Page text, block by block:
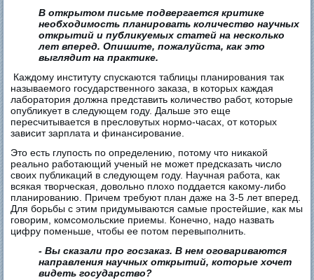
В открытом письме подвергается критике
необходимость планировать количество научных
открытий и публикуемых статей на несколько
лет вперед. Опишите, пожалуйста, как это
выглядит на практике.
Каждому институту спускаются таблицы планирования так
называемого государственного заказа, в которых каждая
лаборатория должна представить количество работ, которые
опубликует в следующем году. Дальше это еще
пересчитывается в пресловутых нормо-часах, от которых
зависит зарплата и финансирование.
Это есть глупость по определению, потому что никакой
реально работающий ученый не может предсказать число
своих публикаций в следующем году. Научная работа, как
всякая творческая, довольно плохо поддается какому-либо
планированию. Причем требуют план даже на 3-5 лет вперед.
Для борьбы с этим придумываются самые простейшие, как мы
говорим, комсомольские приемы. Конечно, надо назвать
цифру поменьше, чтобы ее потом перевыполнить.
- Вы сказали про госзаказ. В нем оговариваются
направления научных открытий, которые хочет
видеть государство?